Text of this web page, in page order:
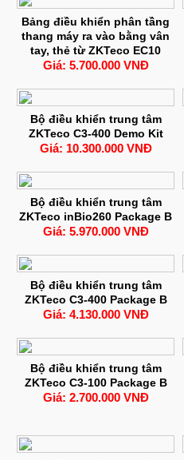
Bảng điều khiển phân tầng
thang máy ra vào bằng vân
tay, thẻ từ ZKTeco EC10
Giá: 5.700.000 VNĐ
Bộ điều khiển trung tâm
ZKTeco C3-400 Demo Kit
Giá: 10.300.000 VNĐ
Bộ điều khiển trung tâm
ZKTeco inBio260 Package B
Giá: 5.970.000 VNĐ
Bộ điều khiển trung tâm
ZKTeco C3-400 Package B
Giá: 4.130.000 VNĐ
Bộ điều khiển trung tâm
ZKTeco C3-100 Package B
Giá: 2.700.000 VNĐ